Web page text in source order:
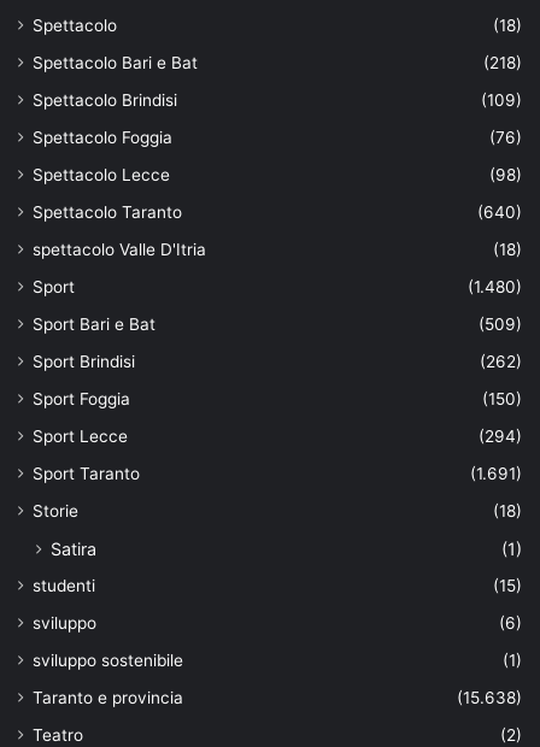
Spettacolo
(18)
Spettacolo Bari e Bat
(218)
Spettacolo Brindisi
(109)
Spettacolo Foggia
(76)
Spettacolo Lecce
(98)
Spettacolo Taranto
(640)
spettacolo Valle D'Itria
(18)
Sport
(1.480)
Sport Bari e Bat
(509)
Sport Brindisi
(262)
Sport Foggia
(150)
Sport Lecce
(294)
Sport Taranto
(1.691)
Storie
(18)
Satira (1)
studenti
(15)
sviluppo
(6)
sviluppo sostenibile
(1)
Taranto e provincia
(15.638)
Teatro
(2)